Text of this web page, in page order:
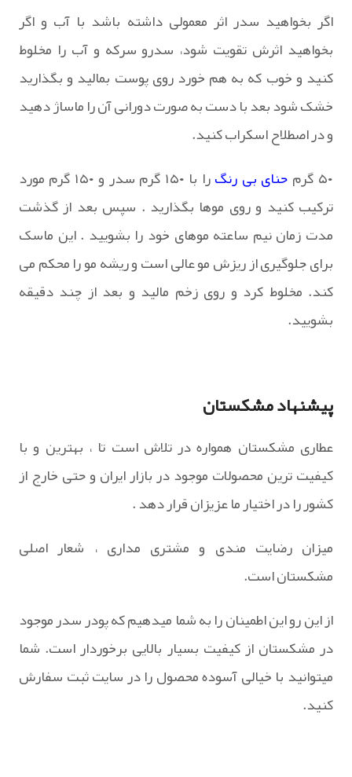
اگر بخواهید سدر اثر معمولی داشته باشد با آب و اگر
بخواهید اثرش تقویت شود، سدرو سرکه و آب را مخلوط
کنید و خوب که به هم خورد روی پوست بمالید و بگذارید
خشک شود بعد با دست به صورت دورانی آن را ماساژ دهید
و در اصطلاح اسکراب کنید.
۵۰ گرم
حنای بی رنگ
را با ۱۵۰ گرم سدر و ۱۵۰ گرم مورد
ترکیب کنید و روی موها بگذارید . سپس بعد از گذشت
مدت زمان نیم ساعته موهای خود را بشویید . این ماسک
برای جلوگیری از ریزش مو عالی است و ریشه مو را محکم می
کند. مخلوط کرد و روی زخم مالید و بعد از چند دقیقه
بشویید.
پیشنهاد مشکستان
عطاری مشکستان همواره در تلاش است تا ، بهترین و با
کیفیت ترین محصولات موجود در بازار ایران و حتی خارج از
کشور را در اختیار ما عزیزان قرار دهد .
میزان رضایت مندی و مشتری مداری ، شعار اصلی
مشکستان است.
از این رو این اطمینان را به شما میدهیم که پودر سدر موجود
در مشکستان از کیفیت بسیار بالایی برخوردار است. شما
میتوانید با خیالی آسوده محصول را در سایت ثبت سفارش
کنید.